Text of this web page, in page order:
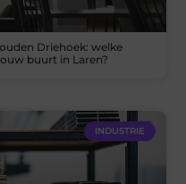
Driehoek: welke
buurt in Laren?
INDUSTRIE